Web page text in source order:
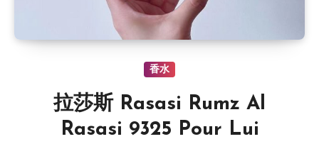
香水
拉莎斯 Rasasi Rumz Al
Rasasi 9325 Pour Lui